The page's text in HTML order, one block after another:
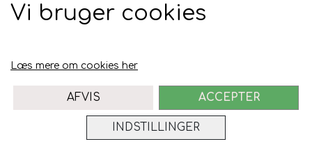
Sociale medier
Vi bruger cookies
Læs mere om cookies her
INDSTILLINGER
AFVIS ACCEPTER